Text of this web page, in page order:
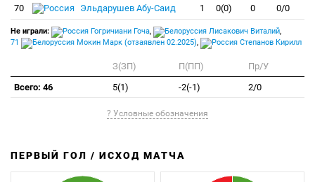
70 Эльдарушев Абу-Саид 1 0(0) 0 0/0
Не играли: Гогричиани Гоча, Лисакович Виталий,
71
Мокин Марк (отзаявлен 02.2025), Степанов Кирилл
З(ЗП) П(ПП)
Пр/У
Всего: 46
5(1) -2(-1) 2/0
? Условные обозначения
ПЕРВЫЙ ГОЛ / ИСХОД МАТЧА